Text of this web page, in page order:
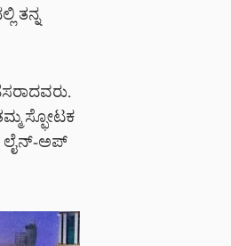
ತನ್ನ
ಸ್ಫೋಟಕ
ಲೈನ್-ಅಪ್